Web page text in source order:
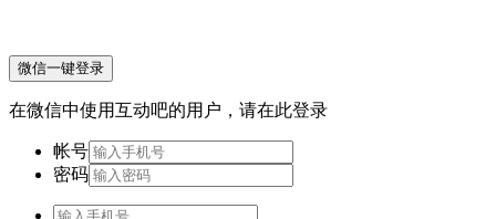
微信一键登录
在微信中使用互动吧的用户，请在此登录
帐号
密码